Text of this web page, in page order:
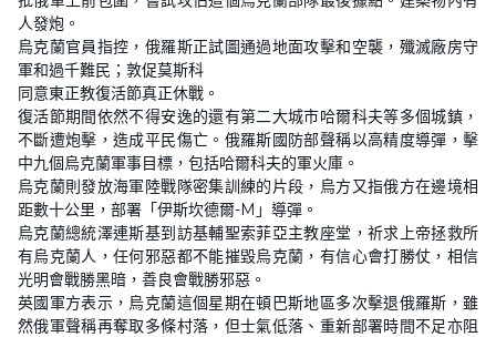
4
人發炮。
烏克蘭官員指控，俄羅斯正試圖通過地面攻擊和空襲，殲滅廠房守
軍和過千難民；敦促莫斯科
同意東正教復活節真正休戰。
復活節期間依然不得安逸的還有第二大城市哈爾科夫等多個城鎮，
不斷遭炮擊，造成平民傷亡。俄羅斯國防部聲稱以高精度導彈，擊
中九個烏克蘭軍事目標，包括哈爾科夫的軍火庫。
烏克蘭則發放海軍陸戰隊密集訓練的片段，烏方又指俄方在邊境相
距數十公里，部署「伊斯坎德爾-M」導彈。
烏克蘭總統澤連斯基到訪基輔聖索菲亞主教座堂，祈求上帝拯救所
有烏克蘭人，任何邪惡都不能摧毀烏克蘭，有信心會打勝仗，相信
光明會戰勝黑暗，善良會戰勝邪惡。
英國軍方表示，烏克蘭這個星期在頓巴斯地區多次擊退俄羅斯，雖
然俄軍聲稱再奪取多條村落，但士氣低落、重新部署時間不足亦阻